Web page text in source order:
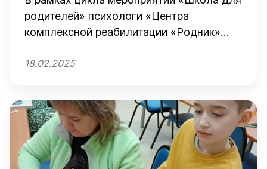
родителей» психологи «Центра
комплексной реабилитации «Родник»
18.02.2025